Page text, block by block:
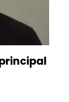
principal